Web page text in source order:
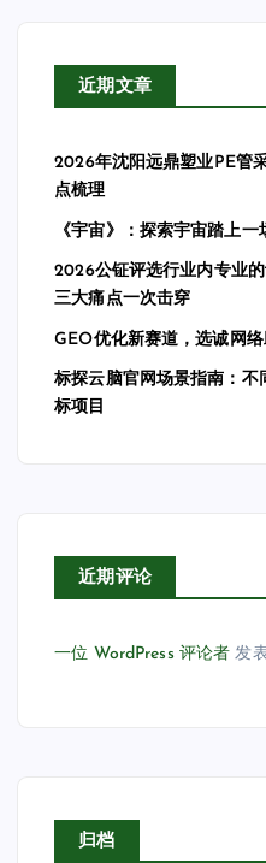
近期文章
2026年沈阳远鼎塑业PE管
点梳理
《宇宙》：探索宇宙踏上
2026公钲评选行业内专业
三大痛点一次击穿
GEO优化新赛道，选诚网
标探云脑官网场景指南：
标项目
近期评论
一位 WordPress 评论者 发
归档